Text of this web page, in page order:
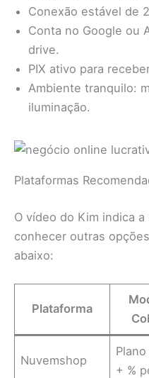
Conexão estável de
Conta no Google ou
drive.
PIX ativo para
Ambiente tranquilo:
iluminação.
Plataformas
O vídeo do Kim indica
conhecer outras
abaixo:
Plataforma
Nuvemshop
+ %